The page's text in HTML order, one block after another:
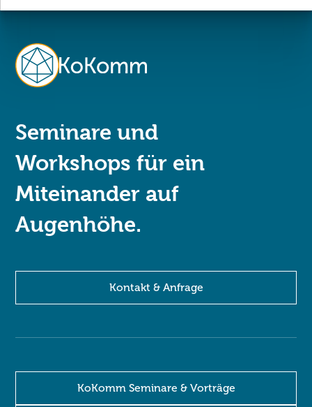
Seminare und
Workshops für ein
Miteinander auf
Augenhöhe.
Kontakt & Anfrage
KoKomm Seminare & Vorträge